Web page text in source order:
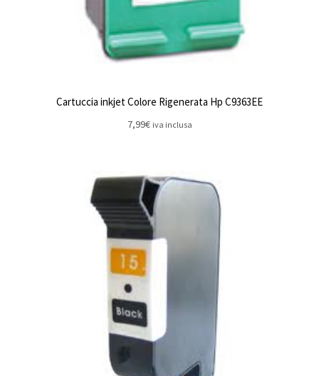
Cartuccia inkjet Colore Rigenerata Hp C9363EE
7,99€ iva inclusa